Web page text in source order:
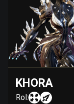
KHORA
Rol: